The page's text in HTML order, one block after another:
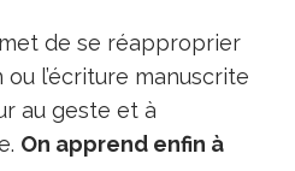
de se réapproprier
l’écriture manuscrite
au geste et à
On apprend enfin à